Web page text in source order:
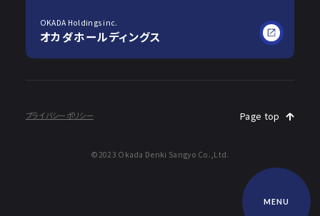
MENU
OKADA Holdings inc.
オカダホールディングス
プライバシーポリシー
©2023 Okada Denki Sangyo Co.,Ltd.
Page top